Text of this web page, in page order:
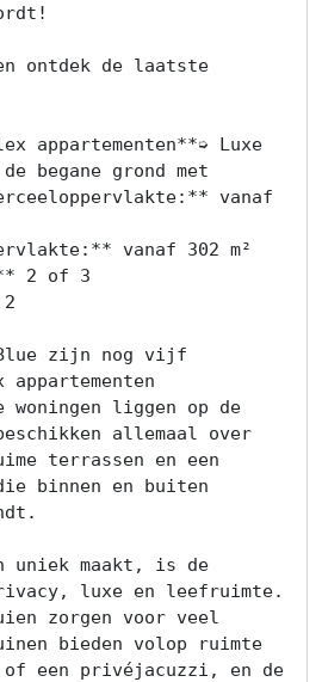
ontdek de laatste
appartementen**➭ Luxe
begane grond met
vanaf
vanaf 302 m²
2 of 3
Blue zijn nog vijf
woningen liggen op de
allemaal over
terrassen en een
binnen en buiten
uniek maakt, is de
luxe en leefruimte.
zorgen voor veel
bieden volop ruimte
of een privéjacuzzi, en de